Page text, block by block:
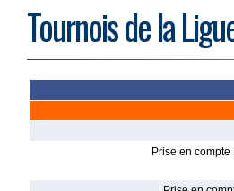
Tournois de la
Prise en